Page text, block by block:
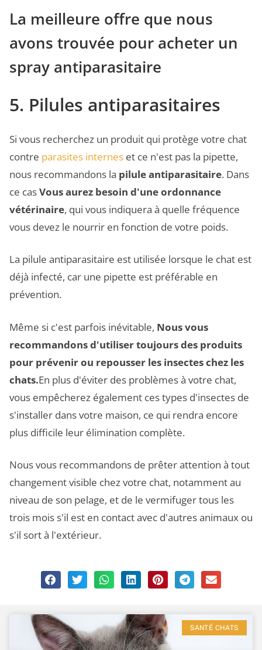
La meilleure offre que nous
avons trouvée pour acheter un
spray antiparasitaire
5. Pilules antiparasitaires
Si vous recherchez un produit qui protège votre chat
contre parasites internes et ce n'est pas la pipette,
nous recommandons la pilule antiparasitaire. Dans
ce casVous aurez besoin d'une ordonnance
vétérinaire, qui vous indiquera à quelle fréquence
vous devez le nourrir en fonction de votre poids.
La pilule antiparasitaire est utilisée lorsque le chat est
déjà infecté, car une pipette est préférable en
prévention.
Même si c'est parfois inévitable, Nous vous
recommandons d'utiliser toujours des produits
pour prévenir ou repousser les insectes chez les
chats.En plus d'éviter des problèmes à votre chat,
vous empêcherez également ces types d'insectes de
s'installer dans votre maison, ce qui rendra encore
plus difficile leur élimination complète.
Nous vous recommandons de prêter attention à tout
changement visible chez votre chat, notamment au
niveau de son pelage, et de le vermifuger tous les
trois mois s'il est en contact avec d'autres animaux ou
s'il sort à l'extérieur.
SANTÉ CHATS